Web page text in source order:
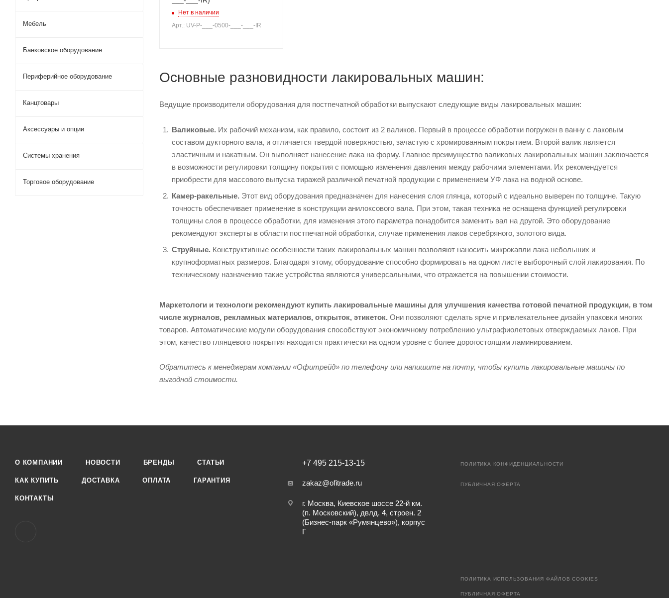
Нет в наличии
Арт.: UV-P-___-0500-___-___-IR
Основные разновидности лакировальных машин:
Ведущие производители оборудования для постпечатной обработки выпускают следующие виды лакировальных машин:
Валиковые. Их рабочий механизм, как правило, состоит из 2 валиков. Первый в процессе обработки погружен в ванну с лаковым
составом дукторного вала, и отличается твердой поверхностью, зачастую с хромированным покрытием. Второй валик является
эластичным и накатным. Он выполняет нанесение лака на форму. Главное преимущество валиковых лакировальных машин заключается
в возможности регулировки толщину покрытия с помощью изменения давления между рабочими элементами. Их рекомендуется
приобрести для массового выпуска тиражей различной печатной продукции с применением УФ лака на водной основе.
Камер-ракельные. Этот вид оборудования предназначен для нанесения слоя глянца, который с идеально выверен по толщине. Такую
точность обеспечивает применение в конструкции анилоксового вала. При этом, такая техника не оснащена функцией регулировки
толщины слоя в процессе обработки, для изменения этого параметра понадобится заменить вал на другой. Это оборудование
рекомендуют эксперты в области постпечатной обработки, случае применения лаков серебряного, золотого вида.
Струйные. Конструктивные особенности таких лакировальных машин позволяют наносить микрокапли лака небольших и
крупноформатных размеров. Благодаря этому, оборудование способно формировать на одном листе выборочный слой лакирования. По
техническому назначению такие устройства являются универсальными, что отражается на повышении стоимости.
Маркетологи и технологи рекомендуют купить лакировальные машины для улучшения качества готовой печатной продукции, в том
числе журналов, рекламных материалов, открыток, этикеток. Они позволяют сделать ярче и привлекательнее дизайн упаковки многих
товаров. Автоматические модули оборудования способствуют экономичному потреблению ультрафиолетовых отверждаемых лаков. При
этом, качество глянцевого покрытия находится практически на одном уровне с более дорогостоящим ламинированием.
Обратитесь к менеджерам компании «Офитрейд» по телефону или напишите на почту, чтобы купить лакировальные машины по
выгодной стоимости.
Мебель
Банковское оборудование
Периферийное оборудование
Канцтовары
Аксессуары и опции
Системы хранения
Торговое оборудование
О КОМПАНИИ НОВОСТИ БРЕНДЫ СТАТЬИ
КАК КУПИТЬ ДОСТАВКА ОПЛАТА ГАРАНТИЯ
КОНТАКТЫ
+7 495 215-13-15
zakaz@ofitrade.ru
г. Москва, Киевское шоссе 22-й км.
(п. Московский), двлд. 4, строен. 2
(Бизнес-парк «Румянцево»), корпус
Г
ПОЛИТИКА КОНФИДЕНЦИАЛЬНОСТИ
ПУБЛИЧНАЯ ОФЕРТА
ПОЛИТИКА ИСПОЛЬЗОВАНИЯ ФАЙЛОВ COOKIES
ПУБЛИЧНАЯ ОФЕРТА